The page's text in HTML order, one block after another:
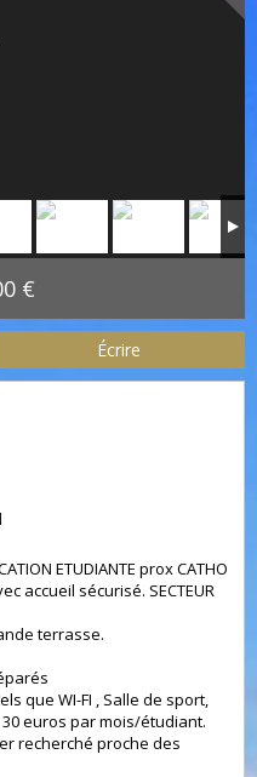
€
Écrire
ETUDIANTE prox CATHO
accueil sécurisé. SECTEUR
terrasse.
que WI-FI , Salle de sport,
euros par mois/étudiant.
recherché proche des